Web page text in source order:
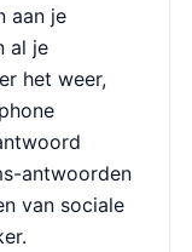
aan je
al je
het weer,
antwoorden
van sociale